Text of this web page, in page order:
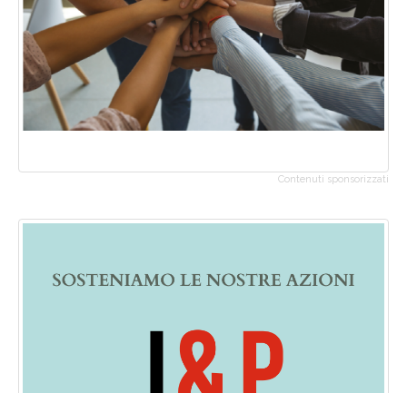
Contenuti sponsorizzati